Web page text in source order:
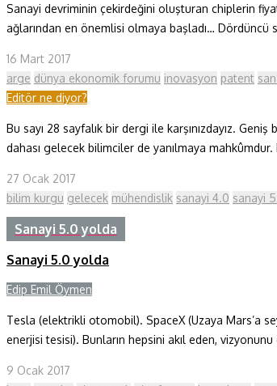
Sanayi devriminin çekirdeğini oluşturan chiplerin
ağlarından en önemlisi olmaya başladı… Dördüncü
16 Mart 2017
arge dünya ekonomik forumu inovasyon patent
Editör ne diyor?
Bu sayı 28 sayfalık bir dergi ile karşınızdayız.
dahası gelecek bilimciler de yanılmaya
27 Ocak 2017
bilim kurgu gelecek mühendislik sanayi 4.0 sanayi
Sanayi 5.0 yolda
Sanayi 5.0 yolda
Edip Emil Öymen
Tesla (elektrikli otomobil). SpaceX (Uzaya Mars’a
enerjisi tesisi). Bunların hepsini akıl eden,
9 Ocak 2017